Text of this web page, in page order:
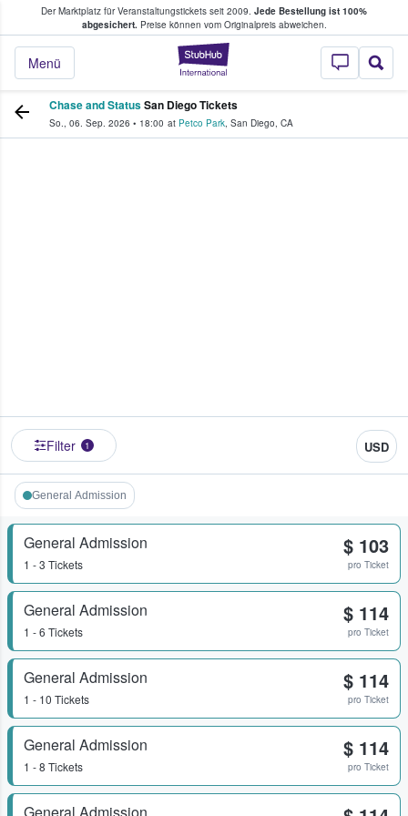
Der Marktplatz für Veranstaltungstickets seit 2009. Jede Bestellung ist 100%
abgesichert.Preise können vom Originalpreis abweichen.
StubHub - Wo
Menü
Tickets kaufen & verkaufen
Chase and StatusSan Diego Tickets
So., 06. Sep. 2026 • 18:00 at Petco Park, San Diego, CA
Filter 1 USD
General Admission
General Admission
1 - 3 Tickets
$ 103
pro Ticket
General Admission
1 - 6 Tickets
$ 114
pro Ticket
General Admission
1 - 10 Tickets
$ 114
pro Ticket
General Admission
1 - 8 Tickets
$ 114
pro Ticket